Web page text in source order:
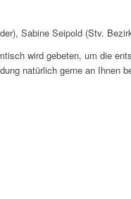
Sabine Seipold (Stv.
wird gebeten, um die
natürlich gerne an Ihnen